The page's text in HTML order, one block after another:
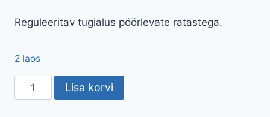
Reguleeritav tugialus pöörlevate ratastega.
2 laos
Reguleeritav
tugialus
Lisa korvi